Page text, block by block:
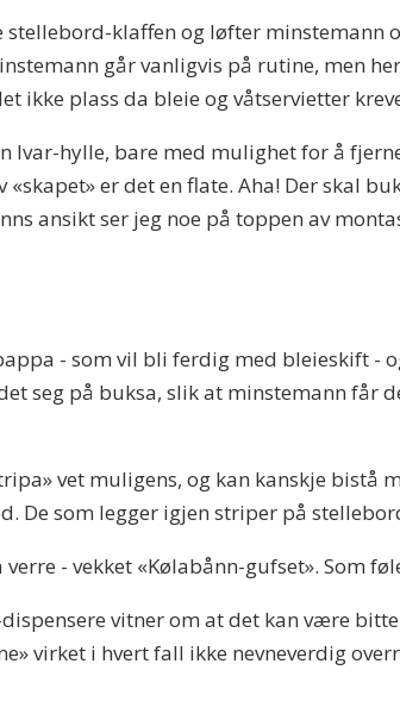
klaffen og løfter minstemann
går vanligvis på rutine, men
ikke plass da bleie og våtservietter
Ivar-hylle, bare med mulighet for å
er det en flate. Aha! Der skal
ansikt ser jeg noe på toppen av
- som vil bli ferdig med bleieskift -
seg på buksa, slik at minstemann får
vet muligens, og kan kanskje bistå
De som legger igjen striper på
- vekket «Kølabånn-gufset». Som
vitner om at det kan være
virket i hvert fall ikke nevneverdig